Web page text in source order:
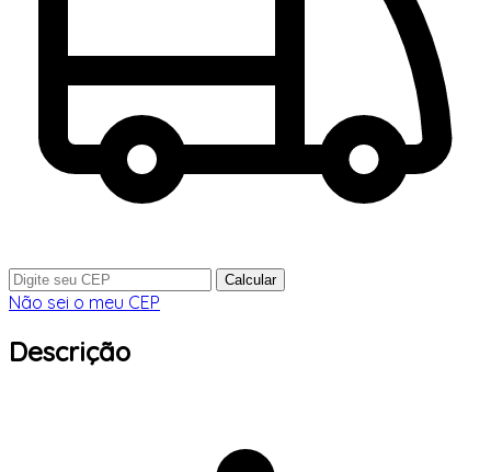
Calcular
Não sei o meu CEP
Descrição